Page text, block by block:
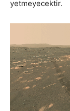
yetmeyecektir.